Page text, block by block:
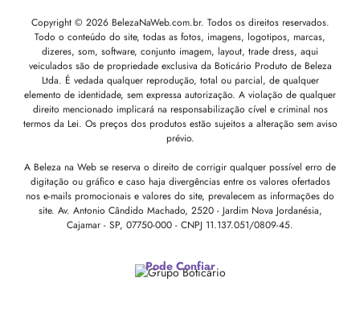
Copyright © 2026 BelezaNaWeb.com.br. Todos os direitos reservados.
Todo o conteúdo do site, todas as fotos, imagens, logotipos, marcas,
dizeres, som, software, conjunto imagem, layout, trade dress, aqui
veiculados são de propriedade exclusiva da Boticário Produto de Beleza
Ltda. É vedada qualquer reprodução, total ou parcial, de qualquer
elemento de identidade, sem expressa autorização. A violação de qualquer
direito mencionado implicará na responsabilização cível e criminal nos
termos da Lei. Os preços dos produtos estão sujeitos a alteração sem aviso
prévio.
A Beleza na Web se reserva o direito de corrigir qualquer possível erro de
digitação ou gráfico e caso haja divergências entre os valores ofertados
nos e-mails promocionais e valores do site, prevalecem as informações do
site. Av. Antonio Cândido Machado, 2520 - Jardim Nova Jordanésia,
Cajamar - SP, 07750-000 - CNPJ 11.137.051/0809-45.
Pode Confiar